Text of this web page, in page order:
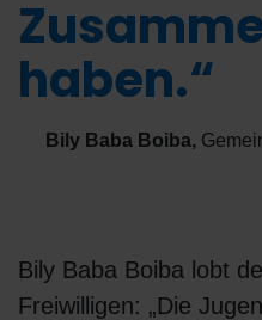
haben.“
Bily Baba Boiba,
Bily Baba Boiba lobt
Freiwilligen: „Die